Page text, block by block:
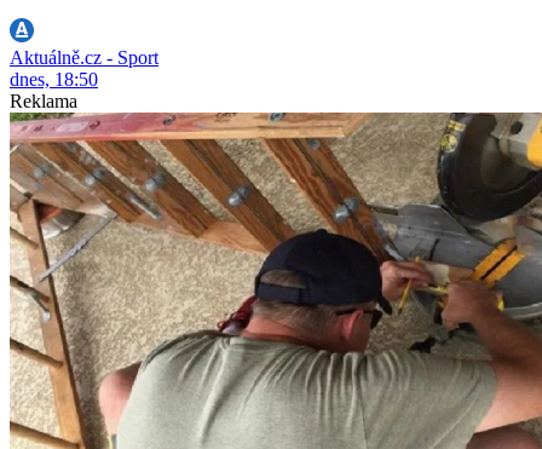
Aktuálně.cz - Sport
dnes, 18:50
Reklama